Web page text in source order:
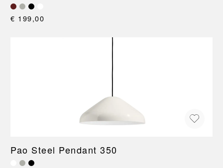
€ 199,00
Pao Steel Pendant 350